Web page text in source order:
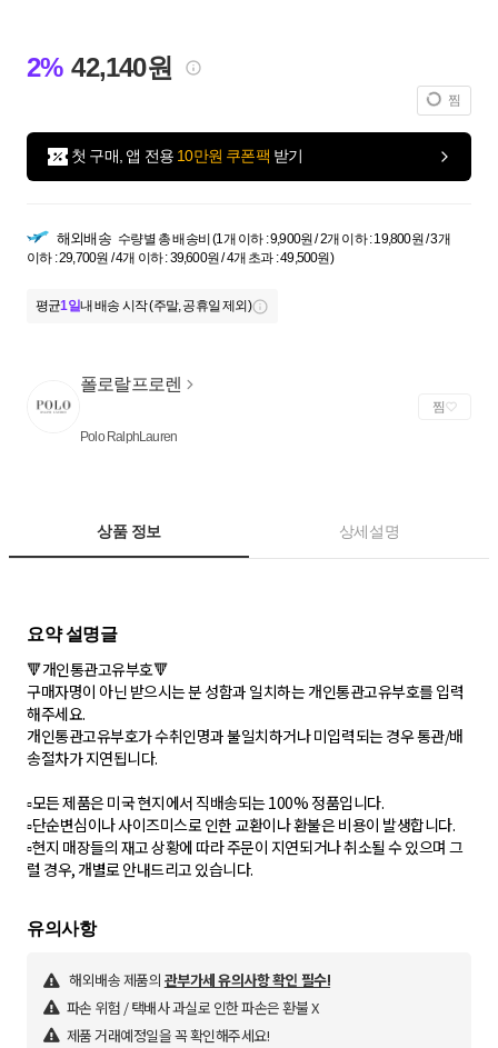
2% 42,140원
찜
첫 구매, 앱 전용 10만원 쿠폰팩 받기
해외배송 수량별 총 배송비 (1개 이하 : 9,900원 / 2개 이하 : 19,800원 / 3개
이하 : 29,700원 / 4개 이하 : 39,600원 / 4개 초과 : 49,500원)
평균1일내 배송 시작 (주말, 공휴일 제외)
폴로랄프로렌
Polo RalphLauren
찜
상품 정보 상세설명
요약 설명글
🔻개인통관고유부호🔻
구매자명이 아닌 받으시는 분 성함과 일치하는 개인통관고유부호를 입력
해주세요.
개인통관고유부호가 수취인명과 불일치하거나 미입력되는 경우 통관/배
송절차가 지연됩니다.
▫️모든 제품은 미국 현지에서 직배송되는 100% 정품입니다.
▫️단순변심이나 사이즈미스로 인한 교환이나 환불은 비용이 발생합니다.
▫️현지 매장들의 재고 상황에 따라 주문이 지연되거나 취소될 수 있으며 그
럴 경우, 개별로 안내드리고 있습니다.
유의사항
해외배송 제품의 관부가세 유의사항 확인 필수!
파손 위험 / 택배사 과실로 인한 파손은 환불 X
제품 거래예정일을 꼭 확인해주세요!